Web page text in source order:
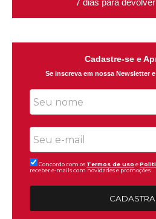
7 dias para
Cadastre-se e
Se inscreva em nossa Newsletter
Concordo com os Termos de uso e
receber e-mails com novidades e promoções.